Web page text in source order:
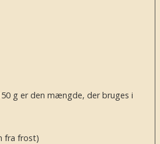
g er den mængde, der bruges i
fra frost)